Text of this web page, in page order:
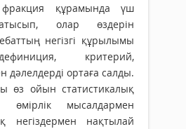
құрамында үш
олар өздерін
негізгі құрылымы
критерий,
дәлелдерді ортаға салды.
өз ойын статистикалық
өмірлік мысалдармен
негіздермен нақтылай